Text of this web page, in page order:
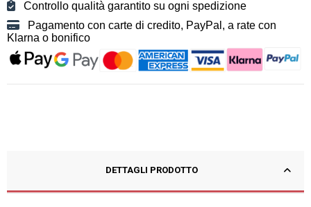
Controllo qualità garantito su ogni spedizione
Pagamento con carte di credito, PayPal, a rate con
Klarna o bonifico
DETTAGLI PRODOTTO